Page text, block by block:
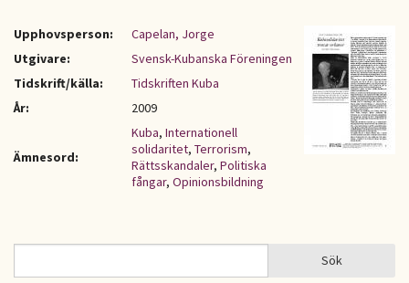
Upphovsperson:
Capelan, Jorge
Utgivare:
Svensk-Kubanska Föreningen
Tidskrift/källa:
Tidskriften Kuba
År:
2009
Ämnesord:
Kuba, Internationell
solidaritet, Terrorism,
Rättsskandaler, Politiska
fångar, Opinionsbildning
SÖKFORMULÄR Sök